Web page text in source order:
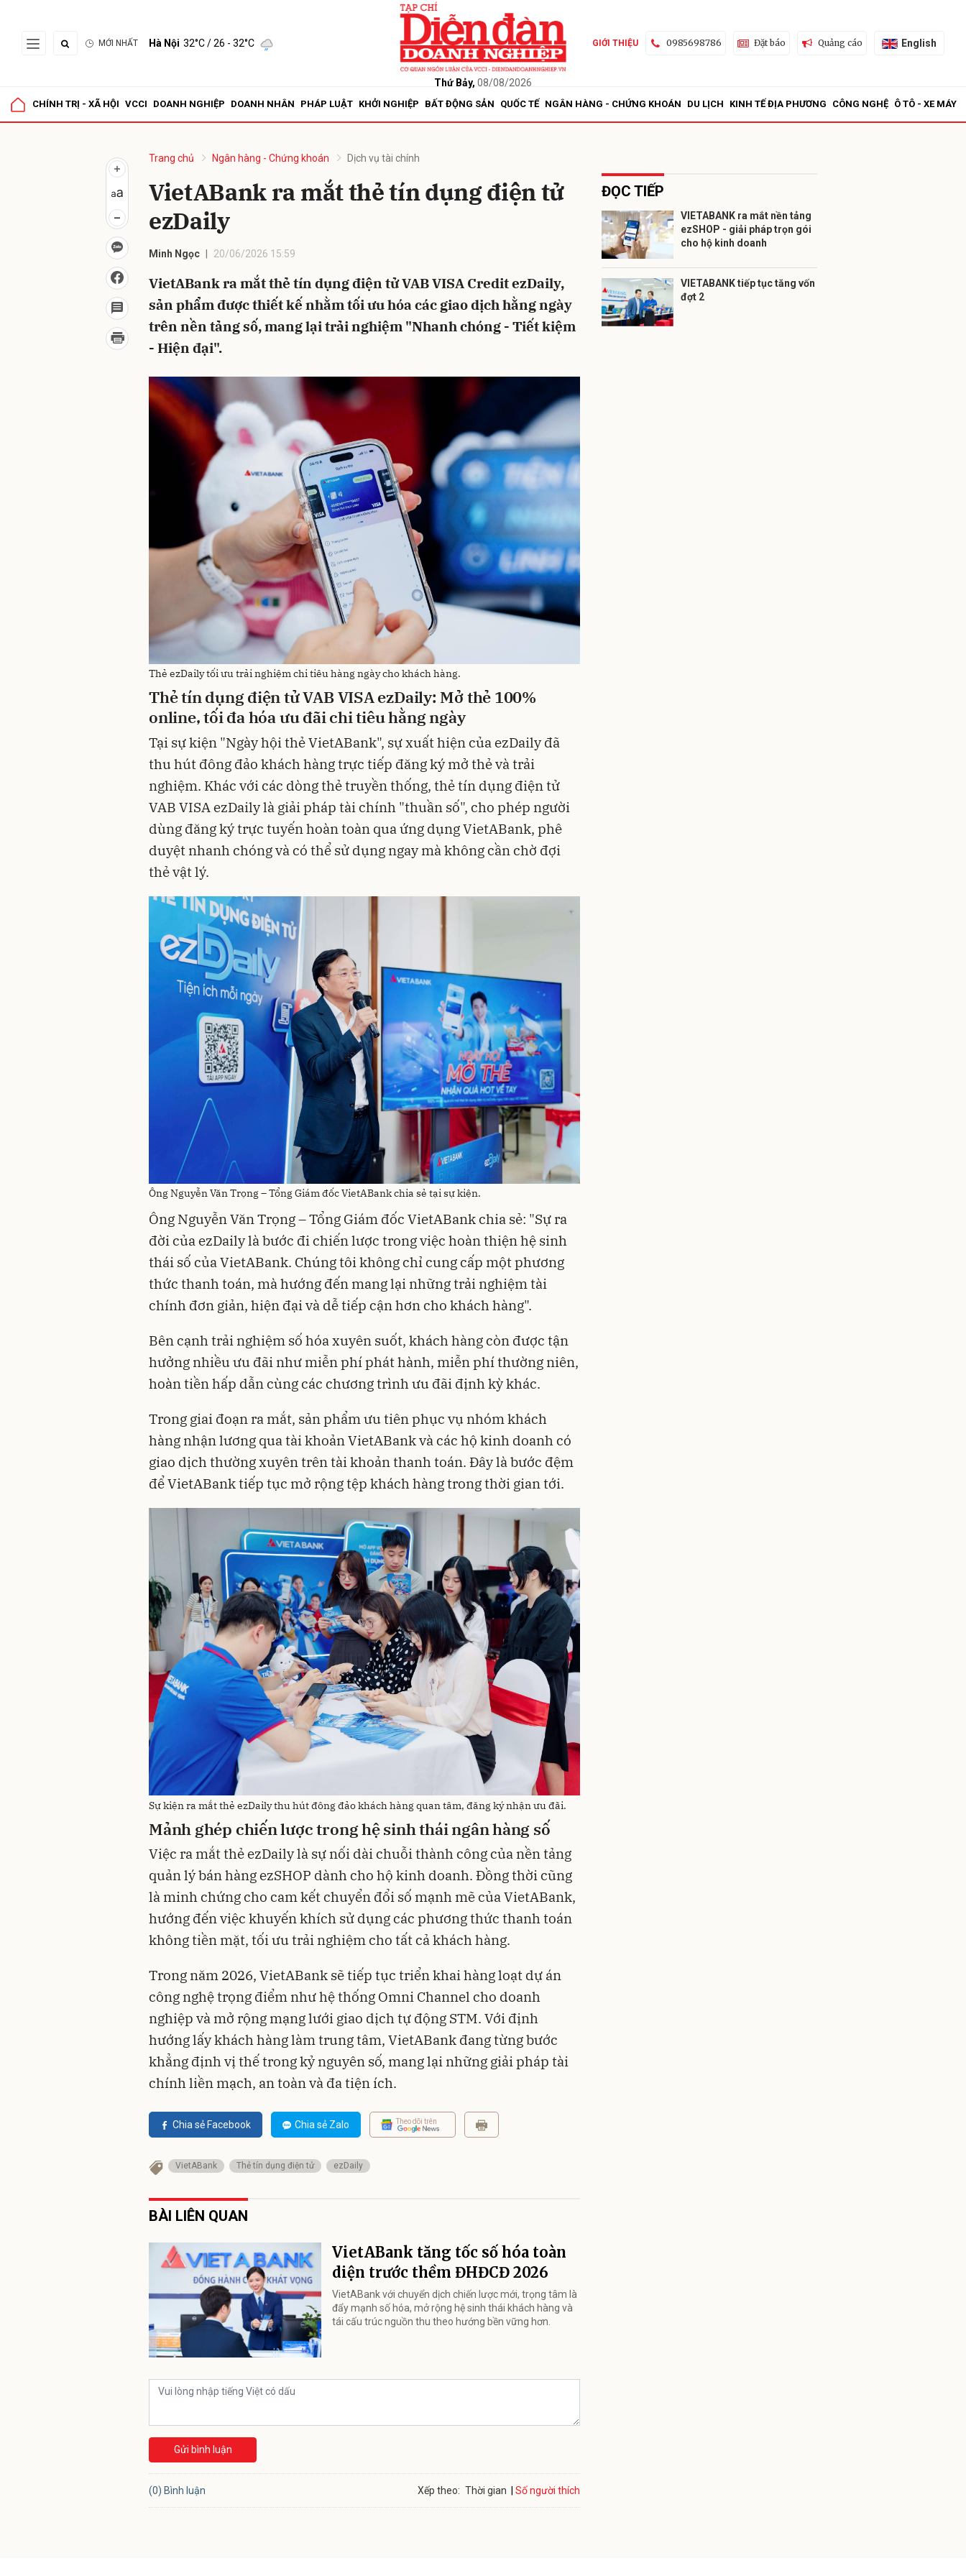
MỚI NHẤT Hà Nội 32°C/ 26 - 32°C
Thứ Bảy, 08/08/2026
GIỚI THIỆU 0985698786 Đặt báo Quảng cáo English
CHÍNH TRỊ - XÃ HỘI VCCI DOANH NGHIỆP DOANH NHÂN PHÁP LUẬT KHỞI NGHIỆP BẤT ĐỘNG SẢN QUỐC TẾ NGÂN HÀNG - CHỨNG KHOÁN DU LỊCH KINH TẾ ĐỊA PHƯƠNG CÔNG NGHỆ Ô TÔ - XE MÁY
Trang chủ Ngân hàng - Chứng khoán Dịch vụ tài chính
VietABank ra mắt thẻ tín dụng điện tử
ezDaily
Minh Ngọc 20/06/2026 15:59
VietABank ra mắt thẻ tín dụng điện tử VAB VISA Credit ezDaily,
sản phẩm được thiết kế nhằm tối ưu hóa các giao dịch hằng ngày
trên nền tảng số, mang lại trải nghiệm "Nhanh chóng - Tiết kiệm
- Hiện đại".
Thẻ ezDaily tối ưu trải nghiệm chi tiêu hàng ngày cho khách hàng.
Thẻ tín dụngđiện tửVAB VISA ezDaily: Mở thẻ 100%
online,tối đa hóa ưu đãi chi tiêu hằng ngày
Tại sự kiện "Ngày hội thẻ VietABank", sự xuất hiện của ezDaily đã
thu hút đông đảo khách hàng trực tiếp đăng ký mở thẻ và trải
nghiệm. Khác với các dòng thẻ truyền thống, thẻ tín dụng điện tử
VAB VISA ezDaily là giải pháp tài chính "thuần số", cho phép người
dùng đăng ký trực tuyến hoàn toàn qua ứng dụng VietABank, phê
duyệt nhanh chóng và có thể sử dụng ngay mà không cần chờ đợi
thẻ vật lý.
Ông Nguyễn Văn Trọng – Tổng Giám đốc VietABank chia sẻ tại sự kiện.
Ông Nguyễn Văn Trọng – Tổng Giám đốc VietABank chia sẻ: "Sự ra
đời của ezDaily là bước đi chiến lược trong việc hoàn thiện hệ sinh
thái số của VietABank. Chúng tôi không chỉ cung cấp một phương
thức thanh toán, mà hướng đến mang lại những trải nghiệm tài
chính đơn giản, hiện đại và dễ tiếp cận hơn cho khách hàng".
Bên cạnh trải nghiệm số hóa xuyên suốt, khách hàng còn được tận
hưởng nhiều ưu đãi như miễn phí phát hành, miễn phí thường niên,
hoàn tiền hấp dẫn cùng các chương trình ưu đãi định kỳ khác.
Trong giai đoạn ra mắt, sản phẩm ưu tiên phục vụ nhóm khách
hàng nhận lương qua tài khoản VietABank và các hộ kinh doanh có
giao dịch thường xuyên trên tài khoản thanh toán. Đây là bước đệm
để VietABank tiếp tục mở rộng tệp khách hàng trong thời gian tới.
Sự kiện ra mắt thẻ ezDaily thu hút đông đảo khách hàng quan tâm, đăng ký nhận ưu đãi.
Mảnh ghép chiến lược trong hệ sinh thái ngân hàng số
Việc ra mắt thẻ ezDaily là sự nối dài chuỗi thành công của nền tảng
quản lý bán hàng ezSHOP dành cho hộ kinh doanh. Đồng thời cũng
là minh chứng cho cam kết chuyển đổi số mạnh mẽ của VietABank,
hướng đến việc khuyến khích sử dụng các phương thức thanh toán
không tiền mặt, tối ưu trải nghiệm cho tất cả khách hàng.
Trong năm 2026, VietABank sẽ tiếp tục triển khai hàng loạt dự án
công nghệ trọng điểm như hệ thống Omni Channel cho doanh
nghiệp và mở rộng mạng lưới giao dịch tự động STM. Với định
hướng lấy khách hàng làm trung tâm, VietABank đang từng bước
khẳng định vị thế trong kỷ nguyên số, mang lại những giải pháp tài
chính liền mạch, an toàn và đa tiện ích.
Chia sẻ Facebook Chia sẻ Zalo Theo dõi trên
VietABank Thẻ tín dụng điện tử ezDaily
BÀI LIÊN QUAN
VietABank tăng tốc số hóa toàn
diện trước thềm ĐHĐCĐ 2026
VietABank với chuyển dịch chiến lược mới, trọng tâm là
đẩy mạnh số hóa, mở rộng hệ sinh thái khách hàng và
tái cấu trúc nguồn thu theo hướng bền vững hơn.
Gửi bình luận
(0) Bình luận Xếp theo: Thời gian Số người thích
ĐỌC TIẾP
VIETABANK ra mắt nền tảng
ezSHOP - giải pháp trọn gói
cho hộ kinh doanh
VIETABANK tiếp tục tăng vốn
đợt 2
Gửi